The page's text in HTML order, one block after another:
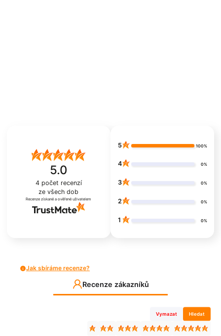
5.0
4počet recenzí
ze všech dob
Recenze získané a ověřené uživatelem
5 100%
4 0%
3 0%
2 0%
1 0%
Jak sbíráme recenze?
Recenze zákazníků
Vymazat Hledat